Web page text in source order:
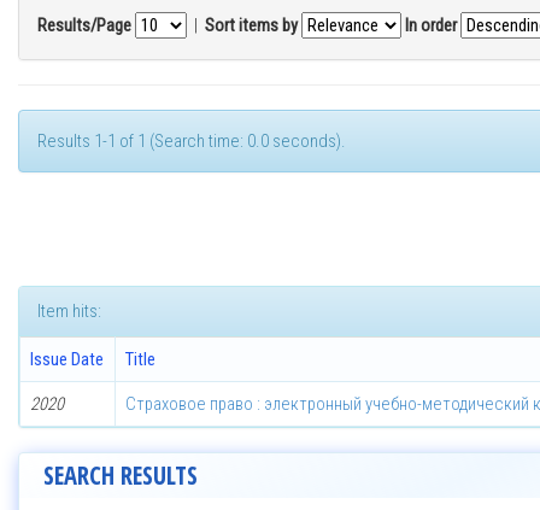
Results/Page | Sort items by In order
Results 1-1 of 1 (Search time: 0.0 seconds).
Item hits:
Issue Date Title
2020 Страховое право : электронный учебно-
SEARCH RESULTS